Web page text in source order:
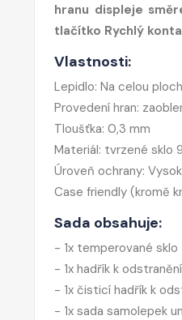
hranu displeje
tlačítko Rychlý
Vlastnosti:
Lepidlo: Na celou
Provedení hran:
Tloušťka: 0,3 mm
Materiál: tvrzené sklo
Úroveň ochrany:
Case friendly (kromě
Sada obsahuje:
- 1x temperované sklo
- 1x hadřík k
- 1x čisticí hadřík k
- 1x sada samolepek